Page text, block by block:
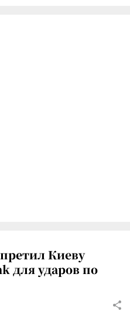
Киеву
для ударов по